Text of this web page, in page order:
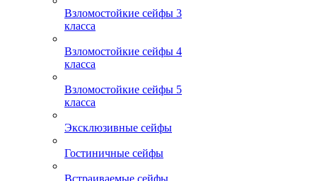
Взломостойкие сейфы 3
класса
Взломостойкие сейфы 4
класса
Взломостойкие сейфы 5
класса
Эксклюзивные сейфы
Гостиничные сейфы
Встраиваемые сейфы